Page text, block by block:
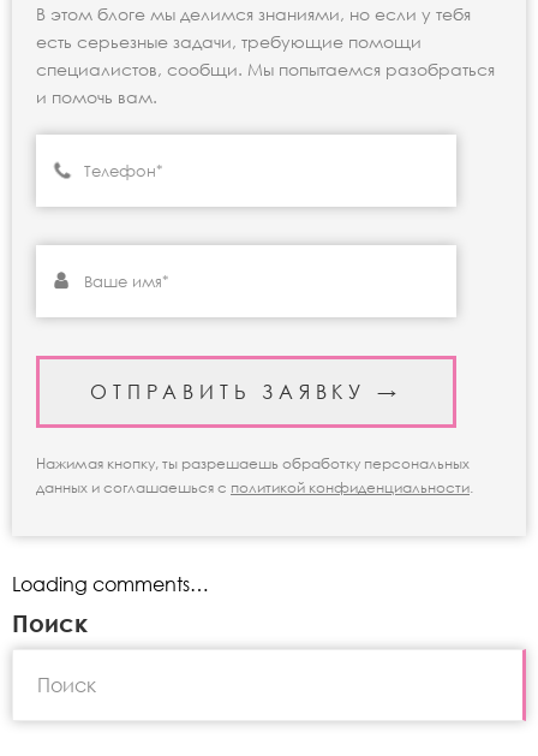
В этом блоге мы делимся знаниями, но если у тебя
есть серьезные задачи, требующие помощи
специалистов, сообщи. Мы попытаемся разобраться
и помочь вам.
Нажимая кнопку, ты разрешаешь обработку персональных
данных и соглашаешься с политикой конфиденциальности.
Loading comments…
Поиск